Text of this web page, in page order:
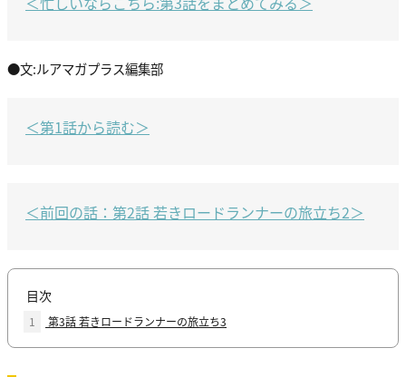
●文:ルアマガプラス編集部
＜第1話から読む＞
＜前回の話：第2話 若きロードランナーの旅立ち2＞
目次
1 第3話 若きロードランナーの旅立ち3